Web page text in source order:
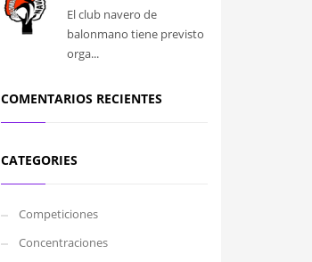
El club navero de
balonmano tiene previsto
orga...
COMENTARIOS RECIENTES
CATEGORIES
Competiciones
Concentraciones